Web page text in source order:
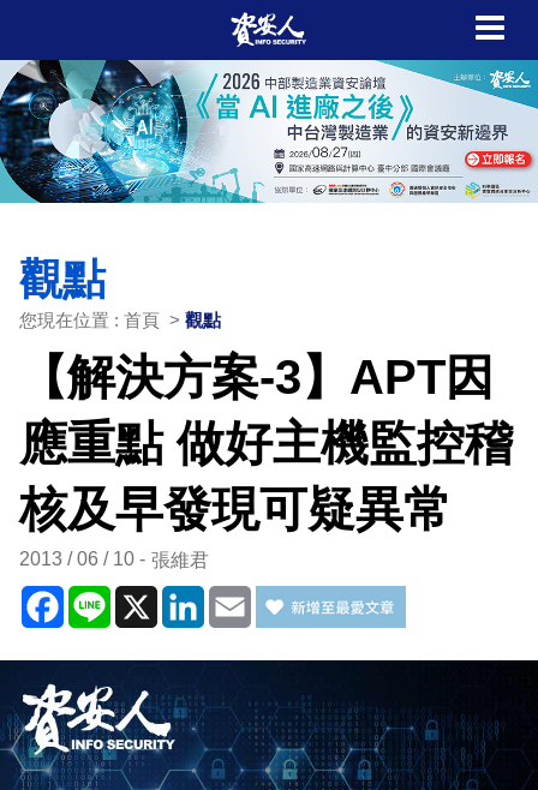
觀點
您現在位置 : 首頁 > 觀點
【解決方案-3】APT因
應重點 做好主機監控稽
核及早發現可疑異常
2013 / 06 / 10 張維君
Facebook
Line X LinkedIn
Email